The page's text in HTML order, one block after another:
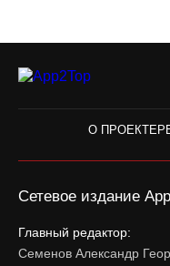
О ПРОЕКТЕ
Сетевое издание
Главный редактор:
Семенов Александр